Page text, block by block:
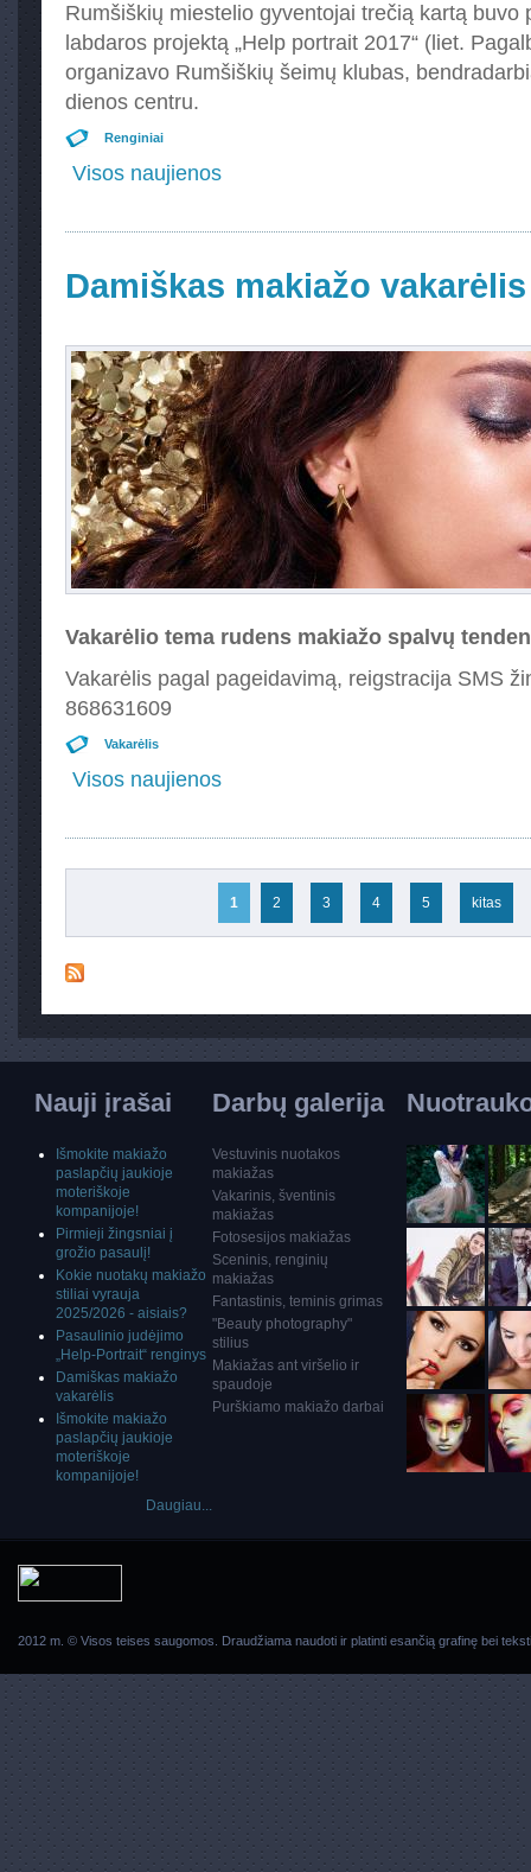
Rumšiškių miestelio gyventojai trečią kartą buvo
labdaros projektą „Help portrait 2017“ (liet.
organizavo Rumšiškių šeimų klubas,
dienos centru.
Renginiai
Visos naujienos
Damiškas makiažo vakarėlis
Vakarėlio tema rudens makiažo spalvų
Vakarėlis pagal pageidavimą, reigstracija SMS
868631609
Vakarėlis
Visos naujienos
1 2 3 4 5 kitas
Nauji įrašai
Išmokite makiažo
paslapčių jaukioje
moteriškoje
kompanijoje!
Pirmieji žingsniai į
grožio pasaulį!
Kokie nuotakų makiažo
stiliai vyrauja
2025/2026 - aisiais?
Pasaulinio judėjimo
„Help-Portrait“ renginys
Damiškas makiažo
vakarėlis
Išmokite makiažo
paslapčių jaukioje
moteriškoje
kompanijoje!
Daugiau...
Darbų galerija
Vestuvinis nuotakos
makiažas
Vakarinis, šventinis
makiažas
Fotosesijos makiažas
Sceninis, renginių
makiažas
Fantastinis, teminis grimas
"Beauty photography"
stilius
Makiažas ant viršelio ir
spaudoje
Purškiamo makiažo darbai
2012 m. © Visos teises saugomos. Draudžiama naudoti ir platinti esančią grafinę bei